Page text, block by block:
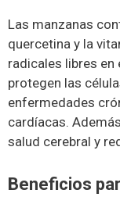
Las manzanas
quercetina y la
radicales libres en
protegen las
enfermedades
cardíacas.
salud cerebral y
Beneficios